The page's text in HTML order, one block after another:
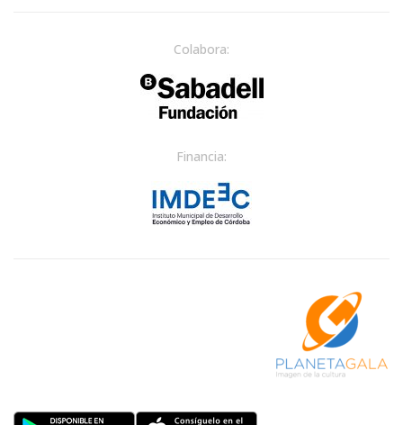
Colabora:
Financia: